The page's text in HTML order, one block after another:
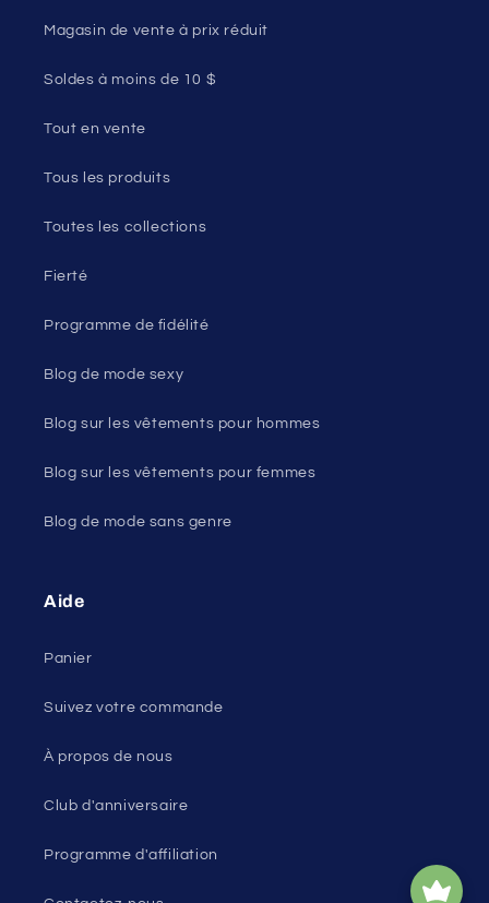
Magasin de vente à prix réduit
Soldes à moins de 10 $
Tout en vente
Tous les produits
Toutes les collections
Fierté
Programme de fidélité
Blog de mode sexy
Blog sur les vêtements pour hommes
Blog sur les vêtements pour femmes
Blog de mode sans genre
Aide
Panier
Suivez votre commande
À propos de nous
Club d'anniversaire
Programme d'affiliation